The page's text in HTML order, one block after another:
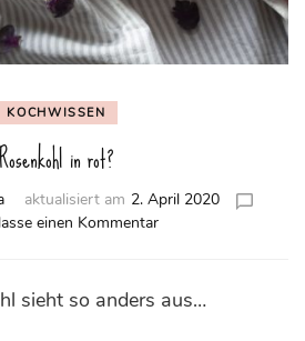
KOCHWISSEN
Rosenkohl in rot?
aktualisiert am 2. April 2020
einen Kommentarzu
rot?
sieht so anders aus…